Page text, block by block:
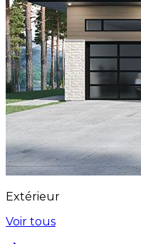
Extérieur
Voir tous